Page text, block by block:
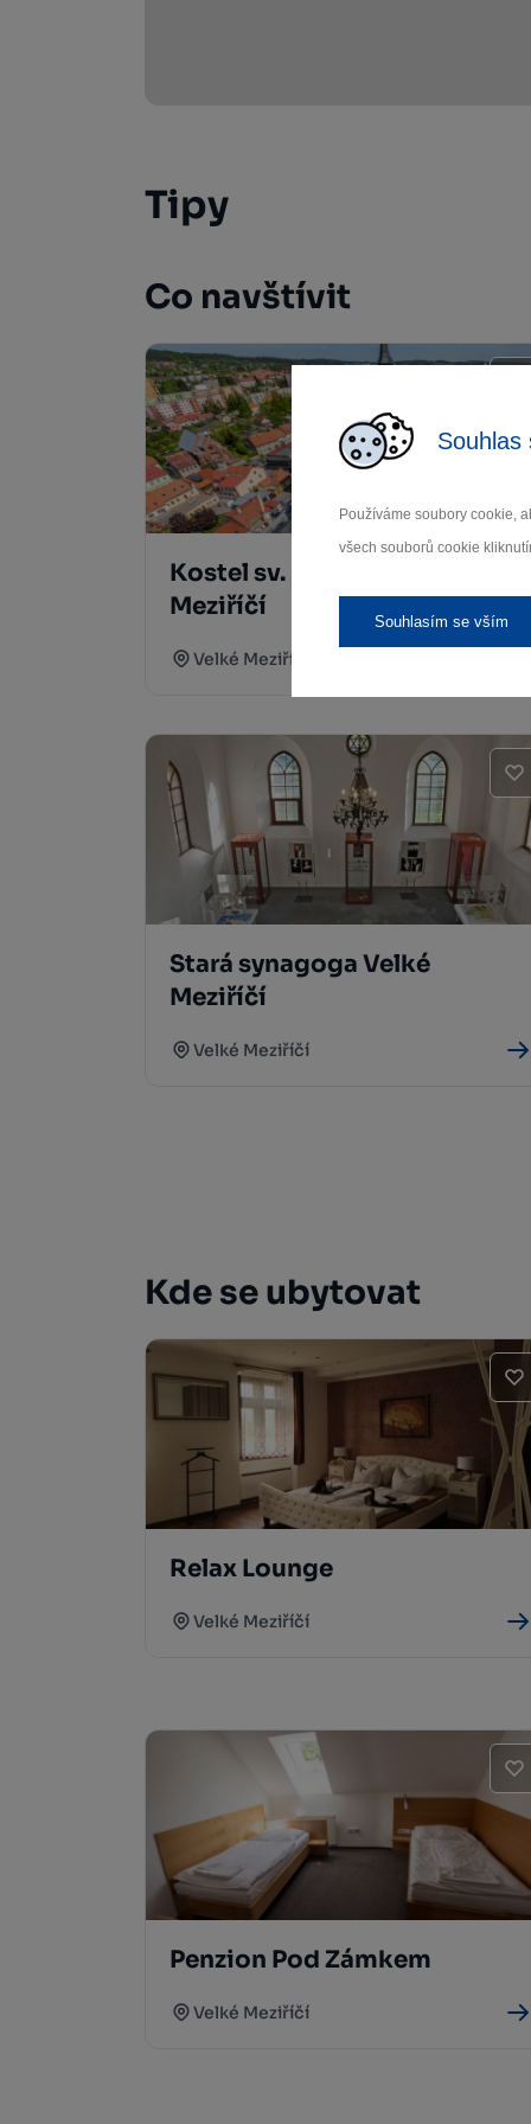
Souhlas
Používáme soubory cookie,
všech souborů cookie
Souhlasím se vším
Tipy
Co navštívit
Kostel sv. Mikuláše Velké
Meziříčí
Velké Meziříčí
Stará synagoga Velké
Meziříčí
Velké Meziříčí
Kde se ubytovat
Relax Lounge
Velké Meziříčí
Penzion Pod Zámkem
Velké Meziříčí